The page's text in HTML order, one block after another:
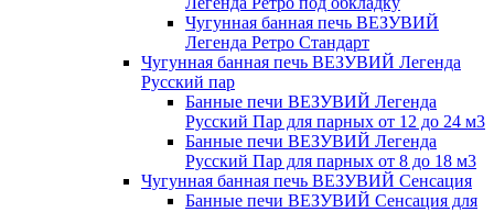
Чугунная банная печь ВЕЗУВИЙ
Легенда Ретро Стандарт
Чугунная банная печь ВЕЗУВИЙ Легенда
Русский пар
Банные печи ВЕЗУВИЙ Легенда
Русский Пар для парных от 12 до 24 м3
Банные печи ВЕЗУВИЙ Легенда
Русский Пар для парных от 8 до 18 м3
Чугунная банная печь ВЕЗУВИЙ Сенсация
Банные печи ВЕЗУВИЙ Сенсация для